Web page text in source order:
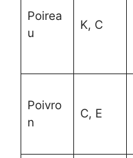
Poirea
u
K, C
Poivro
n
C, E